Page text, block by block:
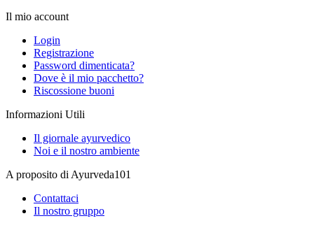
Il mio account
Login
Registrazione
Password dimenticata?
Dove è il mio pacchetto?
Riscossione buoni
Informazioni Utili
Il giornale ayurvedico
Noi e il nostro ambiente
A proposito di Ayurveda101
Contattaci
Il nostro gruppo